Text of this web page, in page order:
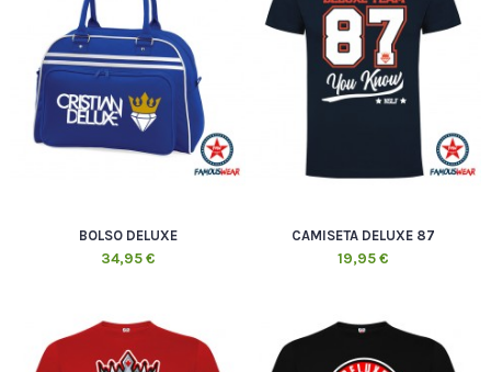
BOLSO DELUXE
34,95 €
CAMISETA DELUXE 87
19,95 €